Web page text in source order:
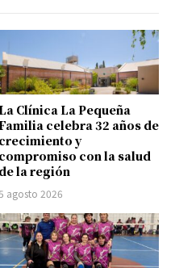
Clínica La Pequeña
celebra 32 años de
crecimiento y
compromiso con la salud
de la región
agosto 2026